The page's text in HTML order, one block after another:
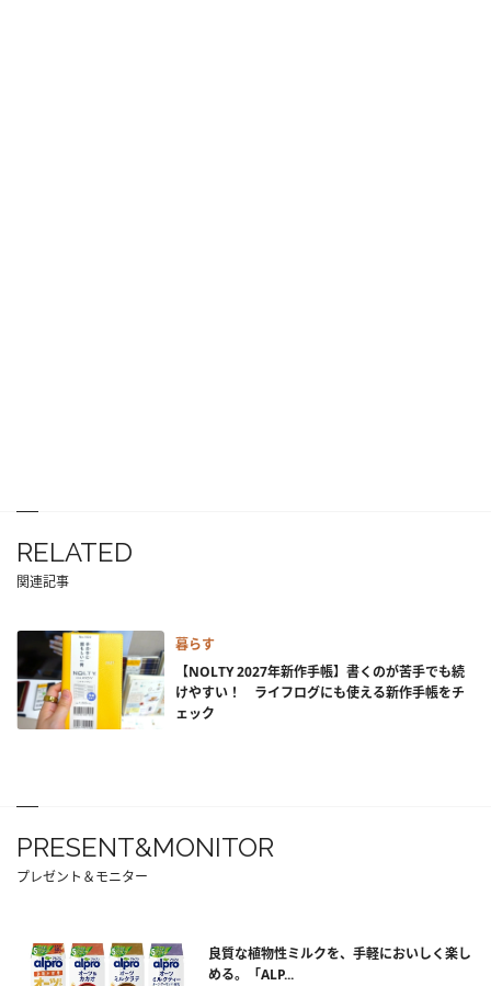
RELATED
関連記事
暮らす
【NOLTY 2027年新作手帳】書くのが苦手でも続
けやすい！ ライフログにも使える新作手帳をチ
ェック
PRESENT&MONITOR
プレゼント＆モニター
良質な植物性ミルクを、手軽においしく楽し
める。「ALP...